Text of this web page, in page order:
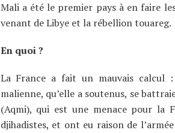
Mali a été le premier pays à en faire
venant de Libye et la rébellion touareg.
En quoi ?
La France a fait un mauvais calcul
malienne, qu’elle a soutenus, se
(Aqmi), qui est une menace pour la
djihadistes, et ont eu raison de